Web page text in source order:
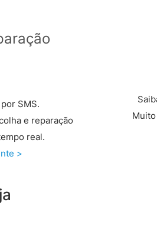
SMS.
e reparação
real.
>